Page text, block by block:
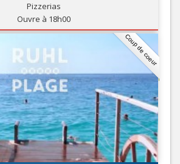
Pizzerias
Ouvre à 18h00
Coup de coeur